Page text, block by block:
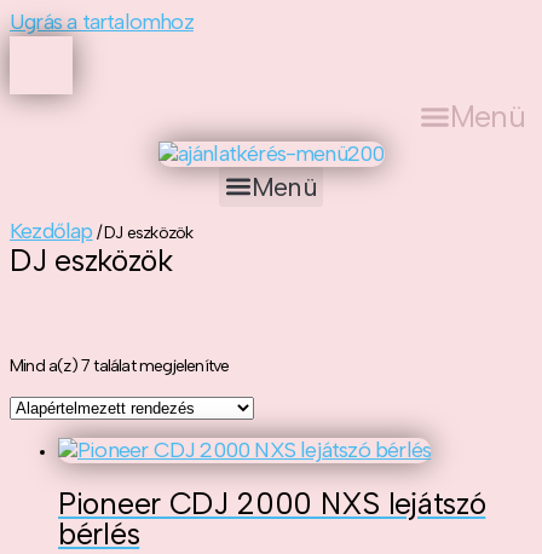
Ugrás a tartalomhoz
Menü
Menü
Kezdőlap / DJ eszközök
DJ eszközök
Mind a(z) 7 találat megjelenítve
Pioneer CDJ 2000 NXS lejátszó
bérlés